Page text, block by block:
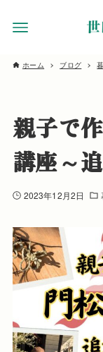
ホーム ブログ
親子で
講座～
2023年12月2日